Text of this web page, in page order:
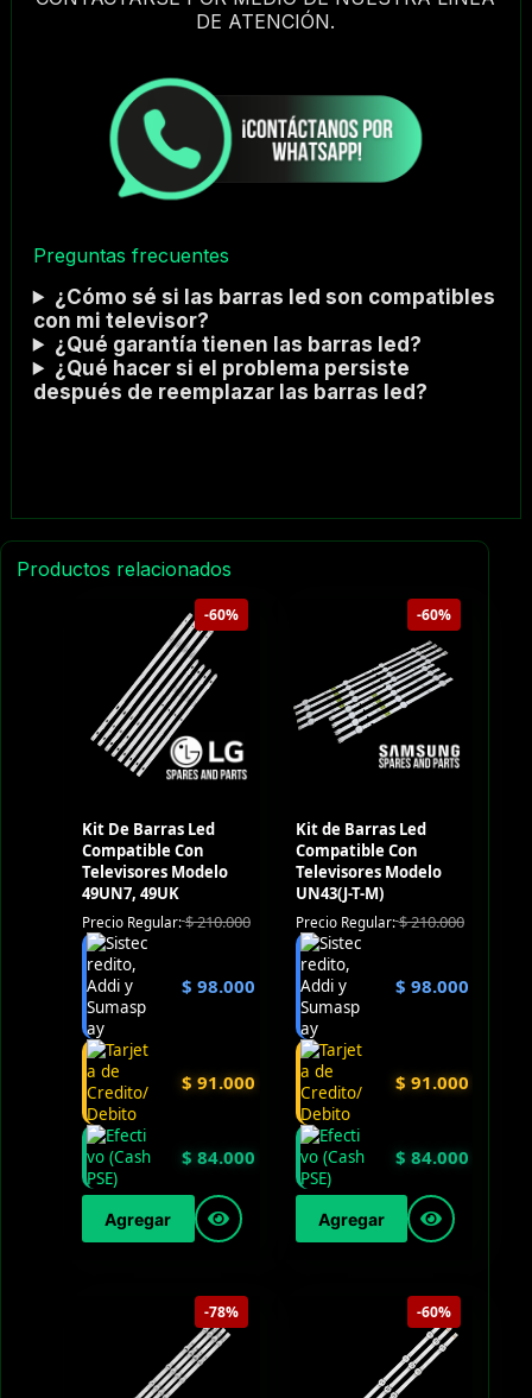
DE ATENCIÓN.
Preguntas frecuentes
¿Cómo sé si las barras led son compatibles
con mi televisor?
¿Qué garantía tienen las barras led?
¿Qué hacer si el problema persiste
después de reemplazar las barras led?
Productos relacionados
-60%
Kit De Barras Led
Compatible Con
Televisores Modelo
49UN7, 49UK
Precio Regular:$210.000
$ 98.000
$ 91.000
$ 84.000
Agregar
-60%
Kit de Barras Led
Compatible Con
Televisores Modelo
UN43(J-T-M)
Precio Regular:$210.000
$ 98.000
$ 91.000
$ 84.000
Agregar
-78% -60%